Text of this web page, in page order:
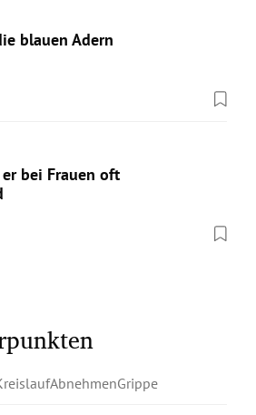
blauen Adern
bei Frauen oft
AbnehmenGrippe